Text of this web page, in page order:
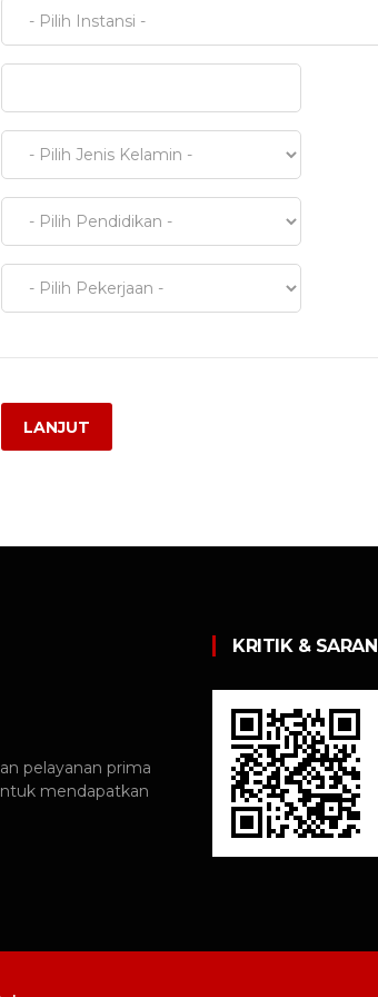
LANJUT
pelayanan prima
mendapatkan
KRITIK & SARAN